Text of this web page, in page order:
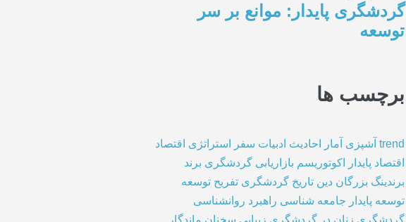
گردشگری پایدار: موانع بر سر
توسعه
برچسب ها
trend آشپزی آمار احادیث ادبیات سفر استراتژی اقتصاد
اقتصاد پایدار
اکوتوریسم بازاریابی گردشگری برند
برندینگ بزرگان دین تاریخ گردشگری تفریح توسعه
توسعه پایدار جامعه شناسی راهبرد روانشناسی
گردشگری زنان در گردشگری زیبایی سخنان ماندگار